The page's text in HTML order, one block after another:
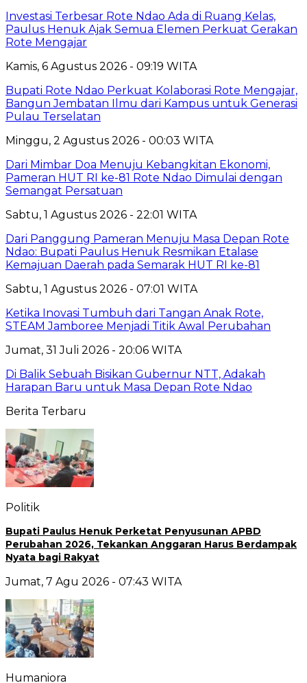
Investasi Terbesar Rote Ndao Ada di Ruang Kelas,
Paulus Henuk Ajak Semua Elemen Perkuat Gerakan
Rote Mengajar
Kamis, 6 Agustus 2026 - 09:19 WITA
Bupati Rote Ndao Perkuat Kolaborasi Rote Mengajar,
Bangun Jembatan Ilmu dari Kampus untuk Generasi
Pulau Terselatan
Minggu, 2 Agustus 2026 - 00:03 WITA
Dari Mimbar Doa Menuju Kebangkitan Ekonomi,
Pameran HUT RI ke-81 Rote Ndao Dimulai dengan
Semangat Persatuan
Sabtu, 1 Agustus 2026 - 22:01 WITA
Dari Panggung Pameran Menuju Masa Depan Rote
Ndao: Bupati Paulus Henuk Resmikan Etalase
Kemajuan Daerah pada Semarak HUT RI ke-81
Sabtu, 1 Agustus 2026 - 07:01 WITA
Ketika Inovasi Tumbuh dari Tangan Anak Rote,
STEAM Jamboree Menjadi Titik Awal Perubahan
Jumat, 31 Juli 2026 - 20:06 WITA
Di Balik Sebuah Bisikan Gubernur NTT, Adakah
Harapan Baru untuk Masa Depan Rote Ndao
Berita Terbaru
Politik
Bupati Paulus Henuk Perketat Penyusunan APBD
Perubahan 2026, Tekankan Anggaran Harus Berdampak
Nyata bagi Rakyat
Jumat, 7 Agu 2026 - 07:43 WITA
Humaniora